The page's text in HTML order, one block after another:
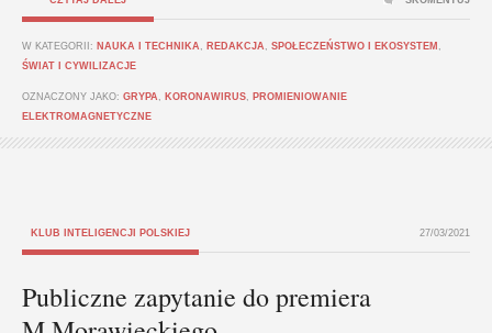
W KATEGORII: NAUKA I TECHNIKA REDAKCJA SPOŁECZEŃSTWO I EKOSYSTEM
ŚWIAT I CYWILIZACJE
OZNACZONY JAKO: GRYPA KORONAWIRUS
PROMIENIOWANIE
ELEKTROMAGNETYCZNE
KLUB INTELIGENCJI POLSKIEJ 27/03/2021
Publiczne zapytanie do premiera